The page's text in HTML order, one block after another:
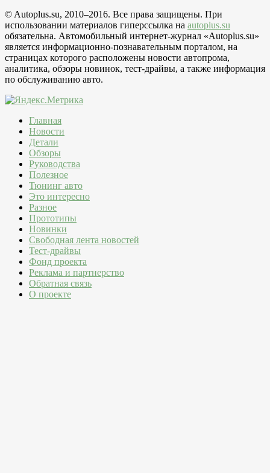
© Autoplus.su, 2010–2016. Все права защищены. При
использовании материалов гиперссылка на autoplus.su
обязательна. Автомобильный интернет-журнал «Autoplus.su»
является информационно-познавательным порталом, на
страницах которого расположены новости автопрома,
аналитика, обзоры новинок, тест-драйвы, а также информация
по обслуживанию авто.
Главная
Новости
Детали
Обзоры
Руководства
Полезное
Тюнинг авто
Это интересно
Разное
Прототипы
Новинки
Свободная лента новостей
Тест-драйвы
Фонд проекта
Реклама и партнерство
Обратная связь
О проекте